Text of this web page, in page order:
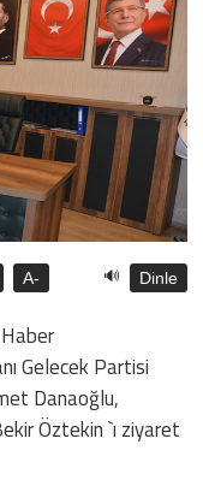
A- 🔊 Dinle
Gelecek Partisi
Danaoğlu,
Öztekin `ı ziyaret